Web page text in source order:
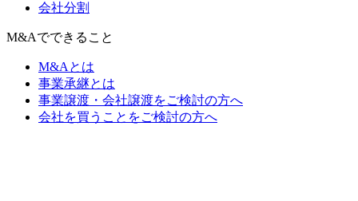
会社分割
M&Aでできること
M&Aとは
事業承継とは
事業譲渡・会社譲渡をご検討の方へ
会社を買うことをご検討の方へ